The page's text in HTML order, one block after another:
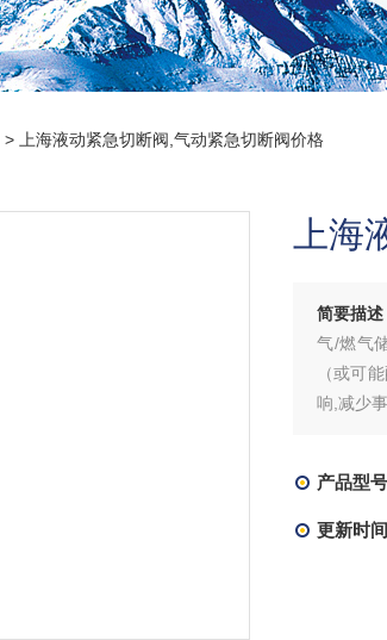
> 上海液动紧急切断阀,气动紧急切断阀价格
上
简要描述
气/燃气
（或可
响,减少
产品型号
更新时间